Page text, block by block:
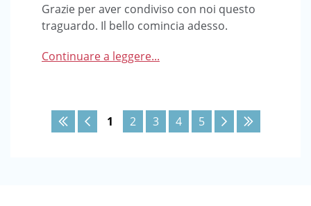
Grazie per aver condiviso con noi questo
traguardo. Il bello comincia adesso.
Continuare a leggere...
1 2 3 4 5